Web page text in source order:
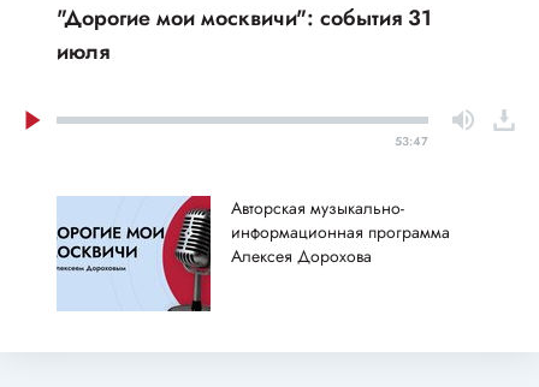
"Дорогие мои москвичи": события 31
июля
53:47
Авторская музыкально-
информационная программа
Алексея Дорохова